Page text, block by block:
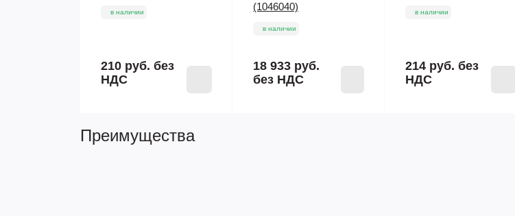
в наличии
210 руб. без
НДС
(1046040)
в наличии
18 933 руб.
без НДС
в наличии
214 руб. без
НДС
Преимущества